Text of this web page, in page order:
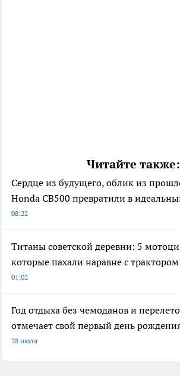
Читайте также:
Сердце из будущего, облик из
Honda CB500 превратили в
08:22
Титаны советской деревни: 5
которые пахали наравне с трактором
01:02
Год отдыха без чемоданов и
отмечает свой первый день
28 июля